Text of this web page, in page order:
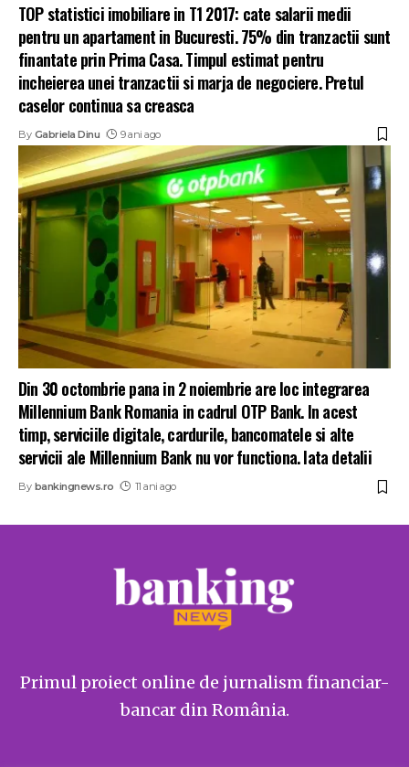
TOP statistici imobiliare in T1 2017: cate salarii medii
pentru un apartament in Bucuresti. 75% din tranzactii sunt
finantate prin Prima Casa. Timpul estimat pentru
incheierea unei tranzactii si marja de negociere. Pretul
caselor continua sa creasca
By Gabriela Dinu 9 ani ago
Din 30 octombrie pana in 2 noiembrie are loc integrarea
Millennium Bank Romania in cadrul OTP Bank. In acest
timp, serviciile digitale, cardurile, bancomatele si alte
servicii ale Millennium Bank nu vor functiona. Iata detalii
By bankingnews.ro 11 ani ago
Primul proiect online de jurnalism financiar-
bancar din România.